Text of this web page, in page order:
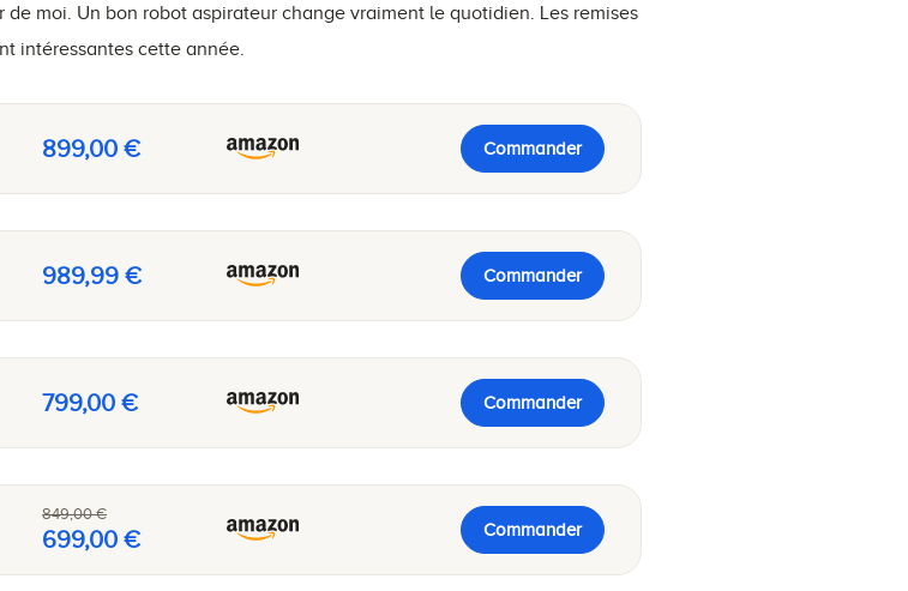
moi. Un bon robot aspirateur change vraiment le quotidien. Les remises
intéressantes cette année.
899,00 € Commander
989,99 € Commander
799,00 € Commander
849,00 €
699,00 € Commander